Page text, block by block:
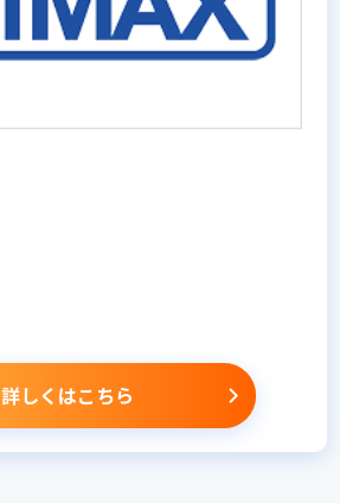
詳しくはこちら